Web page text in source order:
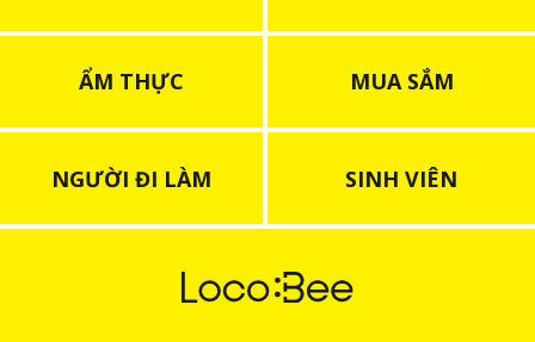
ẨM THỰC MUA SẮM
NGƯỜI ĐI LÀM SINH VIÊN